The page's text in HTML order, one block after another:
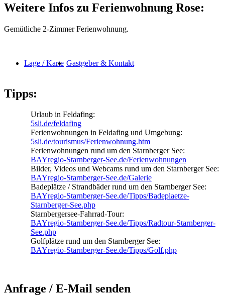
Weitere Infos zu Ferienwohnung Rose:
Gemütliche 2-Zimmer Ferienwohnung.
Lage / Karte Gastgeber & Kontakt
Tipps:
Urlaub in Feldafing:
5sli.de/feldafing
Ferienwohnungen in Feldafing und Umgebung:
5sli.de/tourismus/Ferienwohnung.htm
Ferienwohnungen rund um den Starnberger See:
BAYregio-Starnberger-See.de/Ferienwohnungen
Bilder, Videos und Webcams rund um den Starnberger See:
BAYregio-Starnberger-See.de/Galerie
Badeplätze / Strandbäder rund um den Starnberger See:
BAYregio-Starnberger-See.de/Tipps/Badeplaetze-
Starnberger-See.php
Starnbergersee-Fahrrad-Tour:
BAYregio-Starnberger-See.de/Tipps/Radtour-Starnberger-
See.php
Golfplätze rund um den Starnberger See:
BAYregio-Starnberger-See.de/Tipps/Golf.php
Anfrage / E-Mail senden